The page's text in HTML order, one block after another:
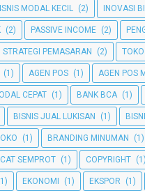
MODAL KECIL (2) INOVASI
(2) PASSIVE INCOME (2)
STRATEGI PEMASARAN (2)
(1) AGEN POS (1) AGEN POS
CEPAT (1) BANK BCA (1)
BISNIS JUAL LUKISAN (1)
(1) BRANDING MINUMAN (1)
CAT SEMPROT (1) COPYRIGHT (1)
EKONOMI (1) EKSPOR (1)